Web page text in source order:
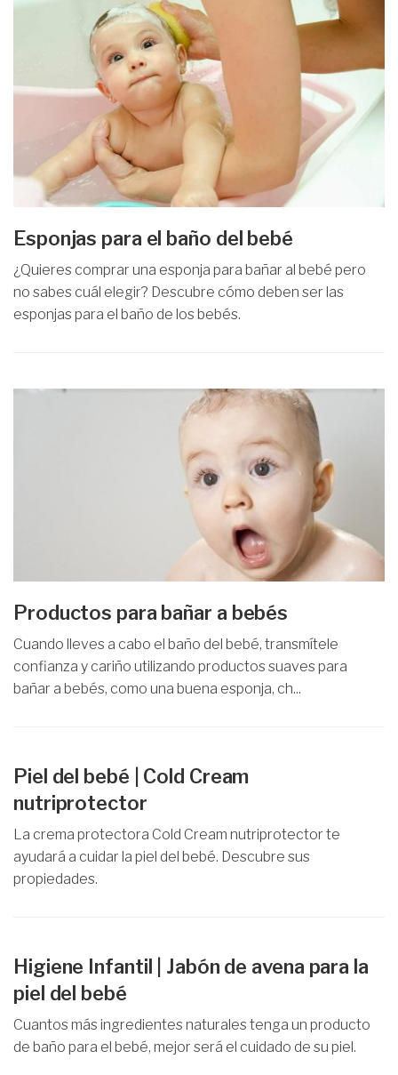
Esponjas para el baño del bebé
¿Quieres comprar una esponja para bañar al bebé pero
no sabes cuál elegir? Descubre cómo deben ser las
esponjas para el baño de los bebés.
Productos para bañar a bebés
Cuando lleves a cabo el baño del bebé, transmítele
confianza y cariño utilizando productos suaves para
bañar a bebés, como una buena esponja, ch...
Piel del bebé | Cold Cream
nutriprotector
La crema protectora Cold Cream nutriprotector te
ayudará a cuidar la piel del bebé. Descubre sus
propiedades.
Higiene Infantil | Jabón de avena para la
piel del bebé
Cuantos más ingredientes naturales tenga un producto
de baño para el bebé, mejor será el cuidado de su piel.